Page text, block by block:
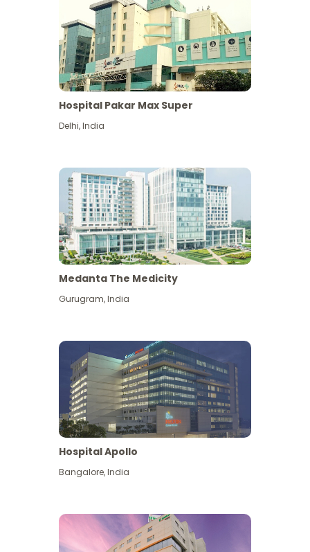
Hospital Pakar Max Super
Delhi,India
Medanta The Medicity
Gurugram,India
Hospital Apollo
Bangalore,India